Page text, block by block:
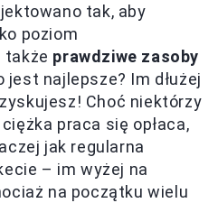
tak, aby
poziom
także prawdziwe zasoby
jest najlepsze? Im dłużej
Choć niektórzy
praca się opłaca,
jak regularna
– im wyżej na
na początku wielu